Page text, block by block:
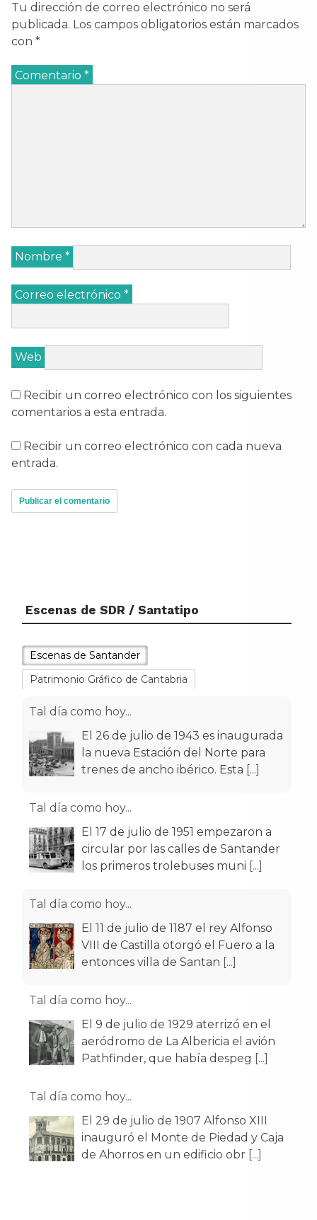
Tu dirección de correo electrónico no será
publicada. Los campos obligatorios están marcados
con *
Comentario *
Nombre *
Correo electrónico *
Web
Recibir un correo electrónico con los siguientes
comentarios a esta entrada.
Recibir un correo electrónico con cada nueva
entrada.
Escenas de SDR / Santatipo
Escenas de Santander
Patrimonio Gráfico de Cantabria
Tal día como hoy...
El 26 de julio de 1943 es inaugurada
la nueva Estación del Norte para
trenes de ancho ibérico. Esta [...]
Tal día como hoy...
El 17 de julio de 1951 empezaron a
circular por las calles de Santander
los primeros trolebuses muni [...]
Tal día como hoy...
El 11 de julio de 1187 el rey Alfonso
VIII de Castilla otorgó el Fuero a la
entonces villa de Santan [...]
Tal día como hoy...
El 9 de julio de 1929 aterrizó en el
aeródromo de La Albericia el avión
Pathfinder, que había despeg
[...]
Tal día como hoy...
El 29 de julio de 1907 Alfonso XIII
inauguró el Monte de Piedad y Caja
de Ahorros en un edificio obr [...]